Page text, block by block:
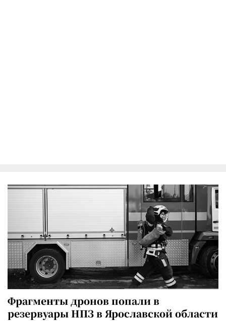
Фрагменты дронов попали в
резервуары НПЗ в Ярославской области